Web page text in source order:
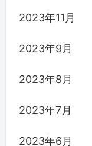
2023年11月
2023年9月
2023年8月
2023年7月
2023年6月